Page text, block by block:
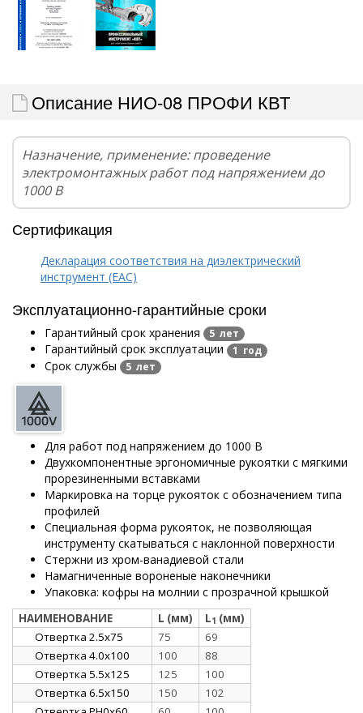
Описание НИО-08 ПРОФИ КВТ
Назначение, применение: проведение
электромонтажных работ под напряжением до
1000 В
Сертификация
Декларация соответствия на диэлектрический
инструмент (EAC)
Эксплуатационно-гарантийные сроки
Гарантийный срок хранения 5 лет
Гарантийный срок эксплуатации 1 год
Срок службы 5 лет
Для работ под напряжением до 1000 В
Двухкомпонентные эргономичные рукоятки с мягкими
прорезиненными вставками
Маркировка на торце рукояток с обозначением типа
профилей
Специальная форма рукояток, не позволяющая
инструменту скатываться с наклонной поверхности
Стержни из хром-ванадиевой стали
Намагниченные вороненые наконечники
Упаковка: кофры на молнии с прозрачной крышкой
НАИМЕНОВАНИЕ L (мм) L1 (мм)
Отвертка 2.5х75
75
69
Отвертка 4.0х100
100
88
Отвертка 5.5х125
125
100
Отвертка 6.5х150
150
102